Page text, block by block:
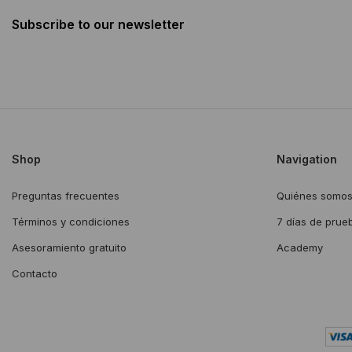
Subscribe to our newsletter
Shop
Preguntas frecuentes
Términos y condiciones
Asesoramiento gratuito
Contacto
Navigation
Quiénes somos
7 días de
Academy